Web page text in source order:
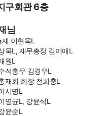
구회관 6층
님
이현욱L
욱L, 재무총장 김미애L
원L
석총무 김경우L
재회 회장 전희충L
시명L
영균L, 강윤식L
윤순L